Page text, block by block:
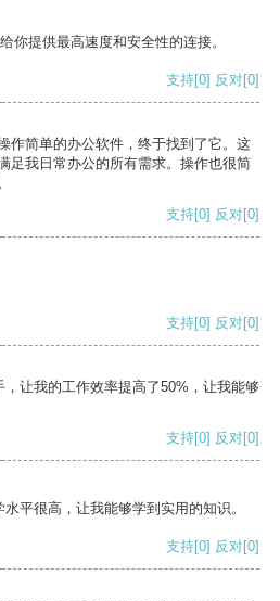
你提供最高速度和安全性的连接。
支持[0] 反对[0]
作简单的办公软件，终于找到了它。这
足我日常办公的所有需求。操作也很简
支持[0] 反对[0]
支持[0] 反对[0]
让我的工作效率提高了50%，让我能够
支持[0] 反对[0]
平很高，让我能够学到实用的知识。
支持[0] 反对[0]